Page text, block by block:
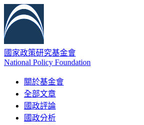
國家政策研究基金會
National Policy Foundation
關於基金會
全部文章
國政評論
國政分析